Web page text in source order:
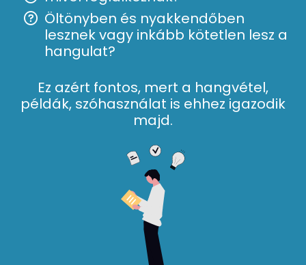
Öltönyben és nyakkendőben
lesznek vagy inkább kötetlen lesz a
hangulat?
Ez azért fontos, mert a hangvétel,
példák, szóhasználat is ehhez igazodik
majd.